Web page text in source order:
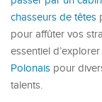
chasseurs de têtes
pour affûter vos
essentiel
Polonais pour
talents.